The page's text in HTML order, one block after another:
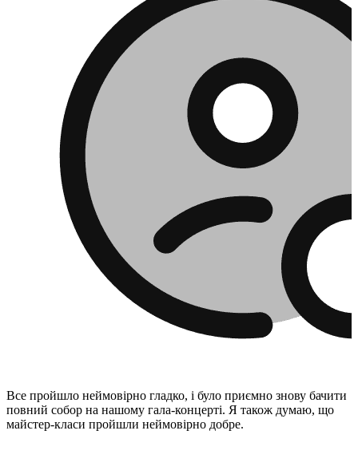
Все пройшло неймовірно гладко, і було приємно знову бачити
повний собор на нашому гала-концерті. Я також думаю, що
майстер-класи пройшли неймовірно добре.